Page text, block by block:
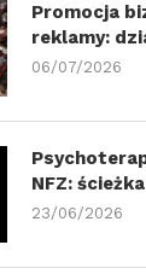
Promocja
reklamy:
06/07/2026
NFZ:
23/06/2026